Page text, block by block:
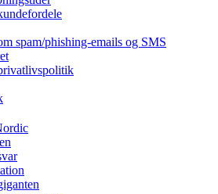
spam/phishing-emails og SMS